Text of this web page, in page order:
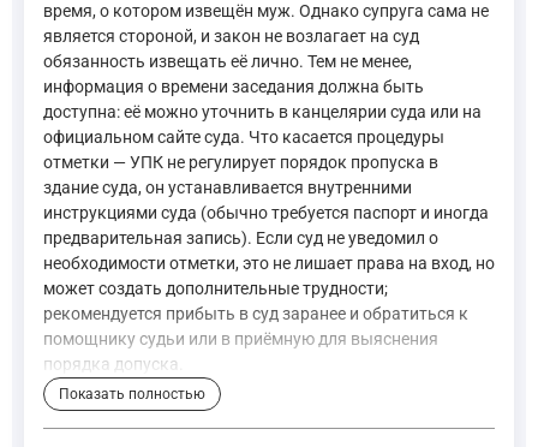
время, о котором извещён муж. Однако супруга сама не
является стороной, и закон не возлагает на суд
обязанность извещать её лично. Тем не менее,
информация о времени заседания должна быть
доступна: её можно уточнить в канцелярии суда или на
официальном сайте суда. Что касается процедуры
отметки — УПК не регулирует порядок пропуска в
здание суда, он устанавливается внутренними
инструкциями суда (обычно требуется паспорт и иногда
предварительная запись). Если суд не уведомил о
необходимости отметки, это не лишает права на вход, но
может создать дополнительные трудности;
рекомендуется прибыть в суд заранее и обратиться к
помощнику судьи или в приёмную для выяснения
порядка допуска.
В постановлении помимо вопросов, предусмотренных
Показать полностью